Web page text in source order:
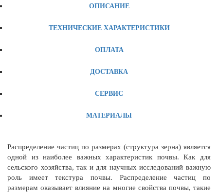
ОПИСАНИЕ
ТЕХНИЧЕСКИЕ ХАРАКТЕРИСТИКИ
ОПЛАТА
ДОСТАВКА
СЕРВИС
МАТЕРИАЛЫ
Распределение частиц по размерах (структура зерна) является
одной из наиболее важных характеристик почвы. Как для
сельского хозяйства, так и для научных исследований важную
роль имеет текстура почвы. Распределение частиц по
размерам оказывает влияние на многие свойства почвы, такие